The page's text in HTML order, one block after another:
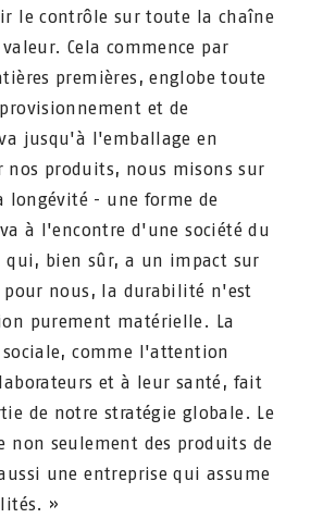
le contrôle sur toute la chaîne
Cela commence par
premières, englobe toute
et de
jusqu'à l'emballage en
nos produits, nous misons sur
longévité - une forme de
à l'encontre d'une société du
bien sûr, a un impact sur
pour nous, la durabilité n'est
purement matérielle. La
comme l'attention
et à leur santé, fait
de notre stratégie globale. Le
non seulement des produits de
une entreprise qui assume
»